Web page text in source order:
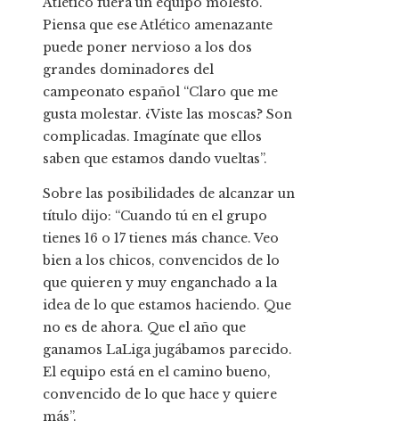
Piensa que ese Atlético amenazante
puede poner nervioso a los dos
grandes dominadores del
campeonato español “Claro que me
gusta molestar. ¿Viste las moscas? Son
complicadas. Imagínate que ellos
saben que estamos dando vueltas”.
Sobre las posibilidades de alcanzar un
título dijo: “Cuando tú en el grupo
tienes 16 o 17 tienes más chance. Veo
bien a los chicos, convencidos de lo
que quieren y muy enganchado a la
idea de lo que estamos haciendo. Que
no es de ahora. Que el año que
ganamos LaLiga jugábamos parecido.
El equipo está en el camino bueno,
convencido de lo que hace y quiere
más”.